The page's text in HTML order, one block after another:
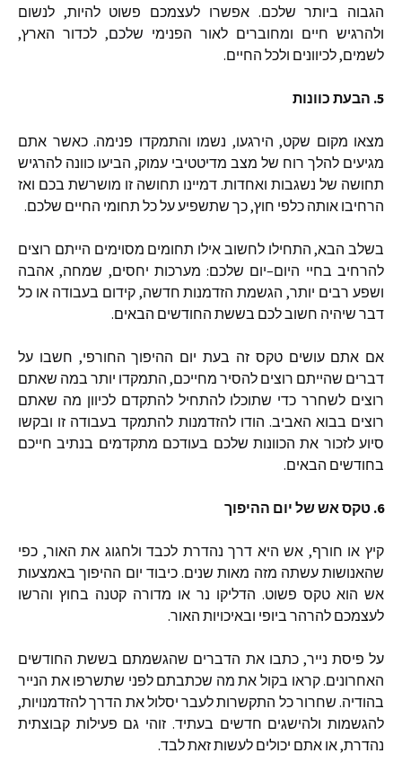
הגבוה ביותר שלכם.אפשרו לעצמכם פשוט להיות, לנשום
ולהרגיש חיים ומחוברים לאור הפנימי שלכם, לכדור הארץ,
לשמים,לכיוונים ולכל החיים.
5. הבעת כוונות
מצאו מקום שקט, הירגעו, נשמו והתמקדו פנימה.כאשר אתם
מגיעים להלך רוח של מצב מדיטטיבי עמוק, הביעו כוונה להרגיש
תחושה של נשגבות ואחדות. דמיינו תחושה זו מושרשת בכם ואז
הרחיבו אותה כלפי חוץ,כך שתשפיעעלכל תחומי החיים שלכם.
בשלב הבא, התחילו לחשוב אילו תחומים מסוימים הייתם רוצים
להרחיב בחיי היום–יום שלכם: מערכות יחסים, שמחה, אהבה
ושפע רבים יותר, הגשמת הזדמנות חדשה,קידום בעבודה או כל
דבר שיהיה חשובלכם בששת החודשים הבאים.
אם אתם עושים טקס זה בעת יום ההיפוך החורפי, חשבו על
דברים שהייתם רוצים להסיר מחייכם, התמקדו יותר במה שאתם
רוצים לשחרר כדי שתוכלו להתחיל להתקדם לכיוון מה שאתם
רוצים בבוא האביב. הודו להזדמנות להתמקד בעבודה זו ובקשו
סיוע לזכור את הכוונות שלכם בעודכם מתקדמים בנתיב חייכם
בחודשים הבאים.
6. טקס אששל יום ההיפוך
קיץ או חורף, אש היא דרך נהדרת לכבד ולחגוג את האור, כפי
שהאנושות עשתה מזה מאות שנים.כיבוד יום ההיפוך באמצעות
אש הוא טקס פשוט. הדליקו נר או מדורה קטנה בחוץ והרשו
לעצמכם להרהר ביופי ובאיכויות האור.
על פיסת נייר,כתבו את הדברים שהגשמתם בששת החודשים
האחרונים.קראו בקול את מה שכתבתם לפני שתשרפו את הנייר
בהודיה. שחרורכל התקשרותלעבר יסלולאת הדרךלהזדמנויות,
להגשמות ולהישגים חדשים בעתיד. זוהי גם פעילות קבוצתית
נהדרת,או אתם יכולים לעשותזאתלבד.